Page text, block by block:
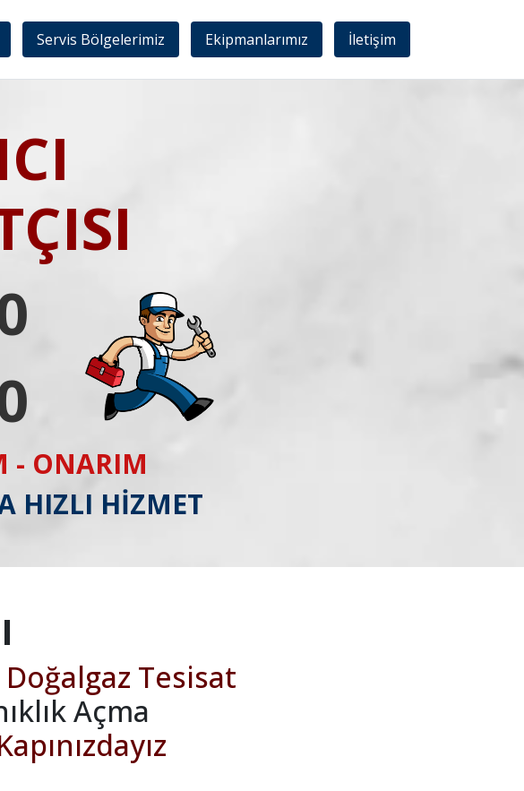
Servis Bölgelerimiz Ekipmanlarımız İletişim
- ONARIM
HIZLI HİZMET
Tesisat
Açma